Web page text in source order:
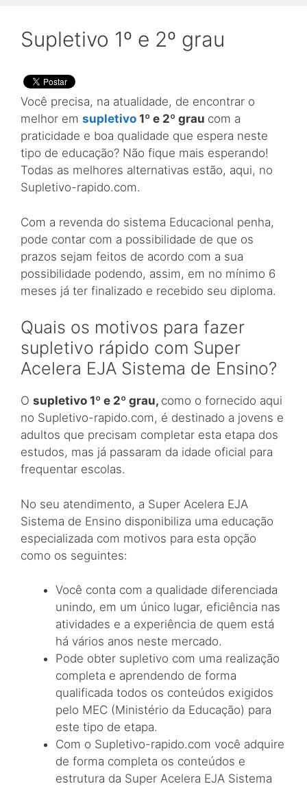
Supletivo 1º e 2º grau
Você precisa, na atualidade, de encontrar o
melhor em supletivo 1º e 2º grau com a
praticidade e boa qualidade que espera neste
tipo de educação? Não fique mais esperando!
Todas as melhores alternativas estão, aqui, no
Supletivo-rapido.com.
Com a revenda do sistema Educacional penha,
pode contar com a possibilidade de que os
prazos sejam feitos de acordo com a sua
possibilidade podendo, assim, em no mínimo 6
meses já ter finalizado e recebido seu diploma.
Quais os motivos para fazer
supletivo rápido com Super
Acelera EJA Sistema de Ensino?
O supletivo 1º e 2º grau, como o fornecido aqui
no Supletivo-rapido.com, é destinado a jovens e
adultos que precisam completar esta etapa dos
estudos, mas já passaram da idade oficial para
frequentar escolas.
No seu atendimento, a Super Acelera EJA
Sistema de Ensino disponibiliza uma educação
especializada com motivos para esta opção
como os seguintes:
Você conta com a qualidade diferenciada
unindo, em um único lugar, eficiência nas
atividades e a experiência de quem está
há vários anos neste mercado.
Pode obter supletivo com uma realização
completa e aprendendo de forma
qualificada todos os conteúdos exigidos
pelo MEC (Ministério da Educação) para
este tipo de etapa.
Com o Supletivo-rapido.com você adquire
de forma completa os conteúdos e
estrutura da Super Acelera EJA Sistema